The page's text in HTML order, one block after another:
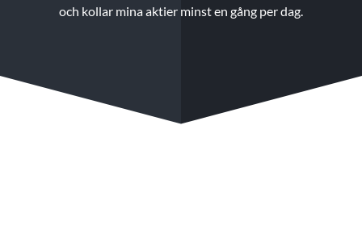
och kollar mina aktier minst en gång per dag.